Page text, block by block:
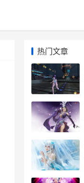
热门文章